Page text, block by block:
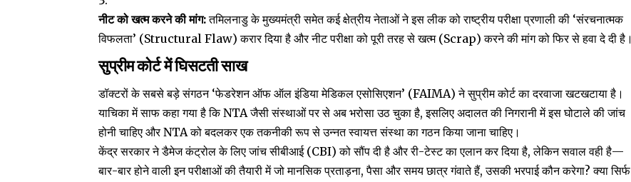
नीट को खत्म करने की मांग:तमिलनाडु के मुख्यमंत्री समेत कई क्षेत्रीय नेताओं ने इस लीक को राष्ट्रीय परीक्षा प्रणाली की ‘संरचनात्मक
विफलता’ (Structural Flaw) करार दिया है और नीट परीक्षा को पूरी तरह से खत्म (Scrap) करने की मांग को फिर से हवा दे दी है।
सुप्रीम कोर्ट में घिसटती साख
डॉक्टरों के सबसे बड़े संगठन ‘फेडरेशन ऑफ ऑल इंडिया मेडिकल एसोसिएशन’ (FAIMA) ने सुप्रीम कोर्ट का दरवाजा खटखटाया है।
याचिका में साफ कहा गया है कि NTA जैसी संस्थाओं पर से अब भरोसा उठ चुका है, इसलिए अदालत की निगरानी में इस घोटाले की जांच
होनी चाहिए और NTA को बदलकर एक तकनीकी रूप से उन्नत स्वायत्त संस्था का गठन किया जाना चाहिए।
केंद्र सरकार ने डैमेज कंट्रोल के लिए जांच सीबीआई (CBI) को सौंप दी है और री-टेस्ट का एलान कर दिया है, लेकिन सवाल वही है—
बार-बार होने वाली इन परीक्षाओं की तैयारी में जो मानसिक प्रताड़ना, पैसा और समय छात्र गंवाते हैं, उसकी भरपाई कौन करेगा? क्या सिर्फ